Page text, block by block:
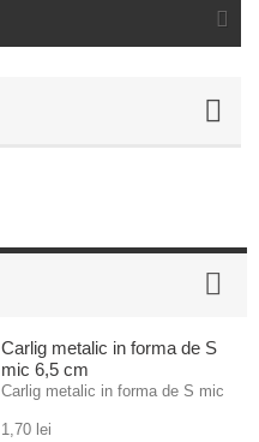
Carlig metalic in forma de S
mic 6,5 cm
Carlig metalic in forma de S mic
1,70 lei